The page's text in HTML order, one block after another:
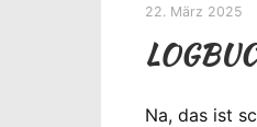
22. März 2025
Na, das ist